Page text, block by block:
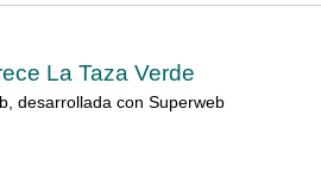
La Taza Verde
desarrollada con Superweb